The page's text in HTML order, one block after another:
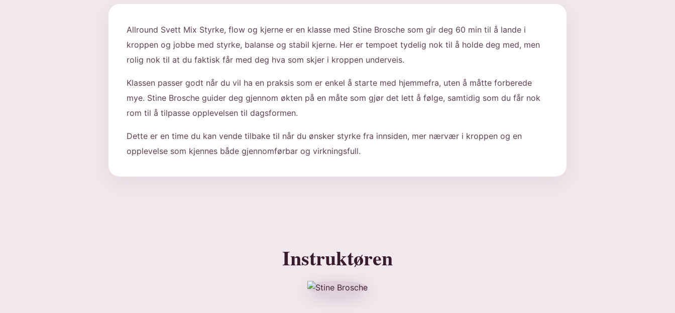
Allround Svett Mix Styrke, flow og kjerne er en klasse med Stine Brosche som gir deg 60 min til å lande i
kroppen og jobbe med styrke, balanse og stabil kjerne. Her er tempoet tydelig nok til å holde deg med, men
rolig nok til at du faktisk får med deg hva som skjer i kroppen underveis.
Klassen passer godt når du vil ha en praksis som er enkel å starte med hjemmefra, uten å måtte forberede
mye. Stine Brosche guider deg gjennom økten på en måte som gjør det lett å følge, samtidig som du får nok
rom til å tilpasse opplevelsen til dagsformen.
Dette er en time du kan vende tilbake til når du ønsker styrke fra innsiden, mer nærvær i kroppen og en
opplevelse som kjennes både gjennomførbar og virkningsfull.
Instruktøren